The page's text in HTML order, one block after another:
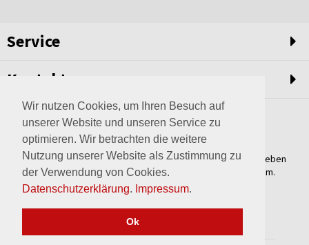
Wir nutzen Cookies, um Ihren Besuch auf
unserer Website und unseren Service zu
optimieren. Wir betrachten die weitere
Nutzung unserer Website als Zustimmung zu
der Verwendung von Cookies.
Datenschutzerklärung. Impressum.
Ok
Service
Kontakt
Weltweit setzen wir unsere Erfahrungswerte und unser Streben
nach innovativen Lösungen in unvergleichliche Anlagen um.
Erfahren Sie mehr über uns.